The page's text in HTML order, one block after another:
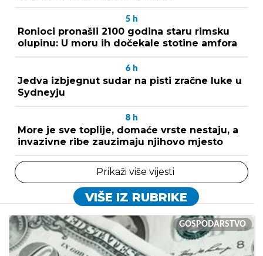
5 h
Ronioci pronašli 2100 godina staru rimsku
olupinu: U moru ih dočekale stotine amfora
6 h
Jedva izbjegnut sudar na pisti zračne luke u
Sydneyju
8 h
More je sve toplije, domaće vrste nestaju, a
invazivne ribe zauzimaju njihovo mjesto
Prikaži više vijesti
VIŠE IZ RUBRIKE
GOSPODARSTVO